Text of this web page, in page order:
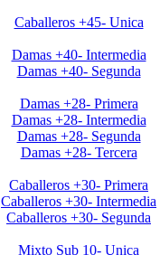
Caballeros +45- Unica
Damas +40- Intermedia
Damas +40- Segunda
Damas +28- Primera
Damas +28- Intermedia
Damas +28- Segunda
Damas +28- Tercera
Caballeros +30- Primera
Caballeros +30- Intermedia
Caballeros +30- Segunda
Mixto Sub 10- Unica